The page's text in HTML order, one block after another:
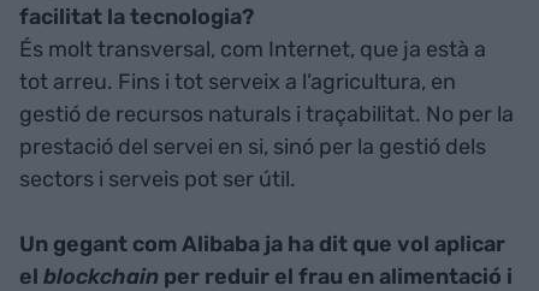
facilitat la tecnologia?
És molt transversal, com Internet, que ja està a
tot arreu. Fins i tot serveix a l’agricultura, en
gestió de recursos naturals i traçabilitat. No per la
prestació del servei en si, sinó per la gestió dels
sectors i serveis pot ser útil.
Un gegant com Alibaba ja ha dit que vol aplicar
el blockchain per reduir el frau en alimentació i